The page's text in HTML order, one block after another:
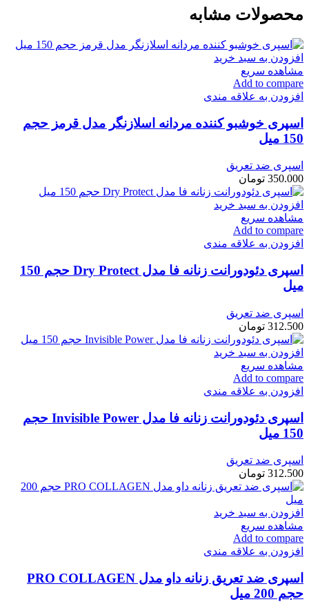
محصولات مشابه
افزودن به سبد خرید
مشاهده سریع
Add to compare
افزودن به علاقه مندی
اسپری خوشبو کننده مردانه اسلازنگر مدل قرمز حجم
150 میل
اسپری ضد تعریق
350.000 تومان
افزودن به سبد خرید
مشاهده سریع
Add to compare
افزودن به علاقه مندی
اسپری دئودورانت زنانه فا مدل Dry Protect حجم 150
میل
اسپری ضد تعریق
312.500 تومان
افزودن به سبد خرید
مشاهده سریع
Add to compare
افزودن به علاقه مندی
اسپری دئودورانت زنانه فا مدل Invisible Power حجم
150 میل
اسپری ضد تعریق
312.500 تومان
افزودن به سبد خرید
مشاهده سریع
Add to compare
افزودن به علاقه مندی
اسپری ضد تعریق زنانه داو مدل PRO COLLAGEN
حجم 200 میل